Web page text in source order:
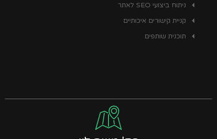
ניתוח ביצועי SEO לאתר
קניית קישורים איכותיים
תוכנית שותפים